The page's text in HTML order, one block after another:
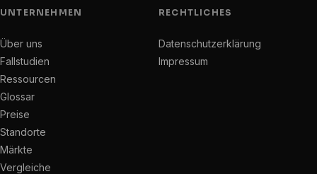
UNTERNEHMEN
Über uns
Fallstudien
Ressourcen
Glossar
Preise
Standorte
Märkte
Vergleiche
RECHTLICHES
Datenschutzerklärung
Impressum